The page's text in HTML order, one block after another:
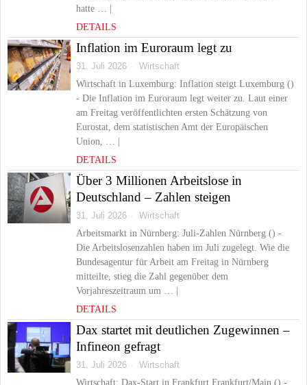
hatte … |
DETAILS
Inflation im Euroraum legt zu
31. Juli 2026
Wirtschaft
Wirtschaft in Luxemburg: Inflation steigt Luxemburg ()
- Die Inflation im Euroraum legt weiter zu. Laut einer
am Freitag veröffentlichten ersten Schätzung von
Eurostat, dem statistischen Amt der Europäischen
Union, … |
DETAILS
Über 3 Millionen Arbeitslose in
Deutschland – Zahlen steigen
31. Juli 2026
Wirtschaft
Arbeitsmarkt in Nürnberg: Juli-Zahlen Nürnberg () -
Die Arbeitslosenzahlen haben im Juli zugelegt. Wie die
Bundesagentur für Arbeit am Freitag in Nürnberg
mitteilte, stieg die Zahl gegenüber dem
Vorjahreszeitraum um … |
DETAILS
Dax startet mit deutlichen Zugewinnen –
Infineon gefragt
31. Juli 2026
Wirtschaft
Wirtschaft: Dax-Start in Frankfurt Frankfurt/Main () -